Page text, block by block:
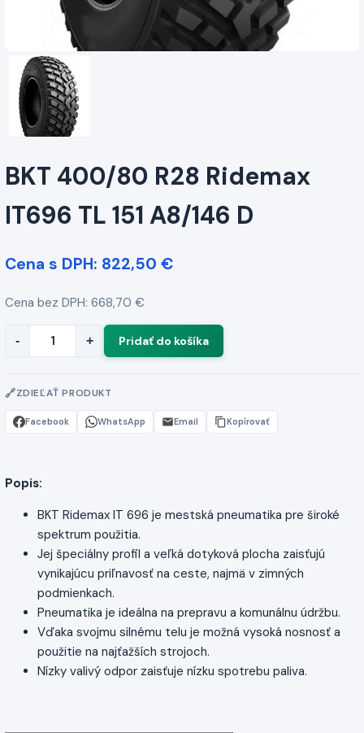
BKT 400/80 R28 Ridemax
IT696 TL 151 A8/146 D
Cena s DPH: 822,50 €
Cena bez DPH: 668,70 €
- +
ZDIEĽAŤ PRODUKT
Facebook WhatsApp Email Kopírovať
Popis:
BKT Ridemax IT 696 je mestská pneumatika pre široké
spektrum použitia.
Jej špeciálny profil a veľká dotyková plocha zaisťujú
vynikajúcu priľnavosť na ceste, najmä v zimných
podmienkach.
Pneumatika je ideálna na prepravu a komunálnu údržbu.
Vďaka svojmu silnému telu je možná vysoká nosnosť a
použitie na najťažších strojoch.
Nízky valivý odpor zaisťuje nízku spotrebu paliva.